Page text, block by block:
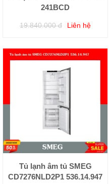
241BCD
19.840.000 đ Liên hệ
Tủ lạnh âm tủ SMEG
CD7276NLD2P1 536.14.947